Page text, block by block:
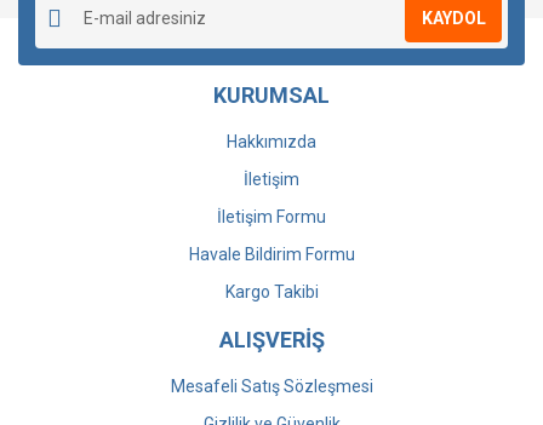
KAYDOL
KURUMSAL
Hakkımızda
İletişim
İletişim Formu
Havale Bildirim Formu
Kargo Takibi
ALIŞVERİŞ
Mesafeli Satış Sözleşmesi